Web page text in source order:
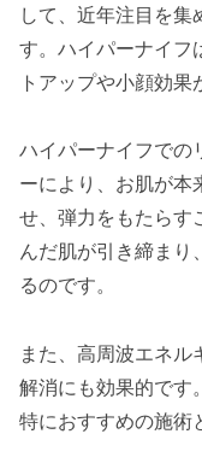
して、近年注目を
す。ハイパーナイフ
トアップや小顔効果
ハイパーナイフでの
ーにより、お肌が本
せ、弾力をもたらす
んだ肌が引き締まり
るのです。
また、高周波エネ
解消にも効果的です
特におすすめの施術